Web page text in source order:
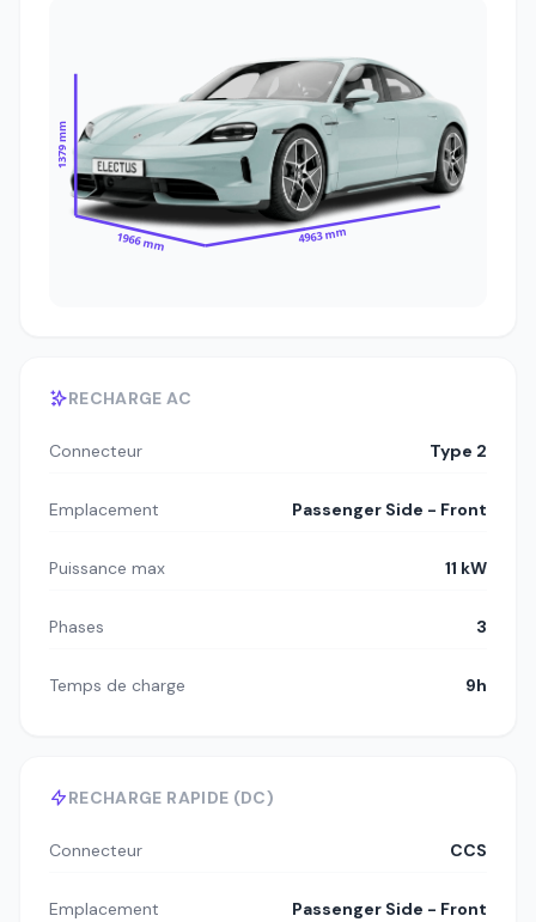
1379 mm
1966 mm 4963 mm
RECHARGE AC
Connecteur Type 2
Emplacement Passenger Side - Front
Puissance max 11 kW
Phases 3
Temps de charge 9h
RECHARGE RAPIDE (DC)
Connecteur CCS
Emplacement Passenger Side - Front